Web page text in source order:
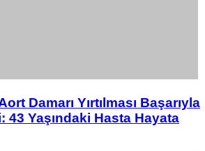
Damarı Yırtılması Başarıyla
43 Yaşındaki Hasta Hayata